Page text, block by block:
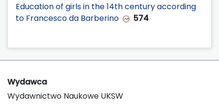
Education of girls in the 14th century according
to Francesco da Barberino
574
Wydawca
Wydawnictwo Naukowe UKSW